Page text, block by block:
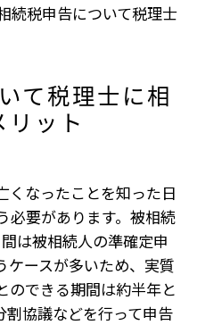
続税申告について税理士
て税理士に相
ット
くなったことを知った日
必要があります。被相続
は被相続人の準確定申
ケースが多いため、実質
のできる期間は約半年と
割協議などを行って申告